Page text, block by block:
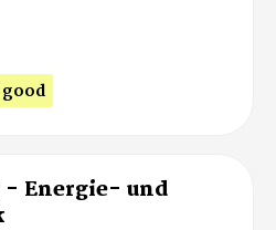
Energie- und